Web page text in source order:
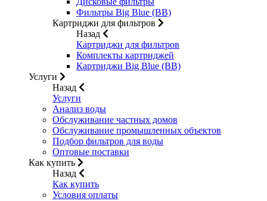
Фильтры Big Blue (BB)
Картриджи для фильтров
Назад
Картриджи для фильтров
Комплекты картриджей
Картриджи Big Blue (BB)
Услуги
Назад
Услуги
Анализ воды
Обслуживание частных домов
Обслуживание промышленных объектов
Подбор фильтров для воды
Оптовые поставки
Как купить
Назад
Как купить
Условия оплаты